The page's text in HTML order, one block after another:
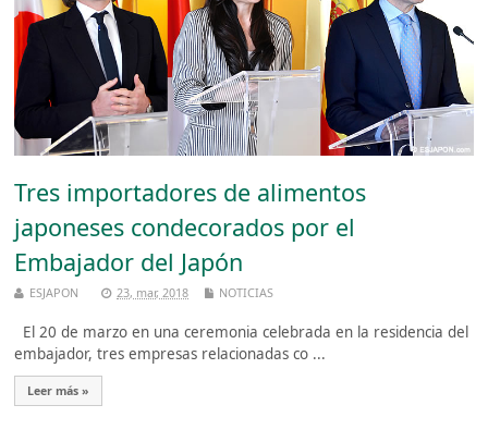
Tres importadores de alimentos
japoneses condecorados por el
Embajador del Japón
ESJAPON 23, mar, 2018 NOTICIAS
El 20 de marzo en una ceremonia celebrada en la residencia del
embajador, tres empresas relacionadas co ...
Leer más »